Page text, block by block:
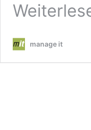
manage it